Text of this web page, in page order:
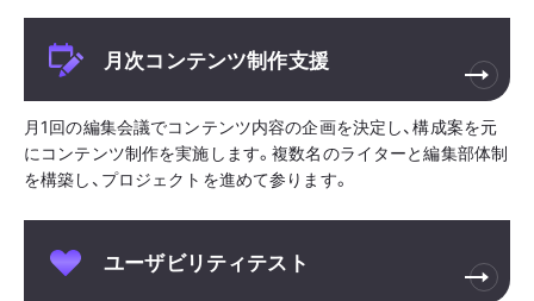
月次コンテンツ制作支援
月1回の編集会議でコンテンツ内容の企画を決定し、構成案を元
にコンテンツ制作を実施します。複数名のライターと編集部体制
を構築し、プロジェクトを進めて参ります。
ユーザビリティテスト